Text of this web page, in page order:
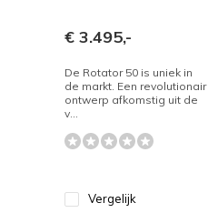
€ 3.495,-
De Rotator 50 is uniek in
de markt. Een revolutionair
ontwerp afkomstig uit de
v...
Vergelijk